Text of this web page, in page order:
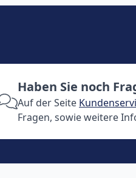
Haben Sie noch
Auf der Seite
Fragen, sowie weitere